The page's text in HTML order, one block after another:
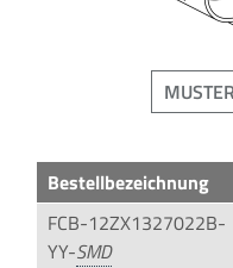
Bestellbezeichnung
FCB-12ZX1327022B-
YY-